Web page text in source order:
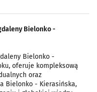
Bielonko -
Bielonko -
oferuje kompleksową
oraz
Bielonko - Kierasińska,